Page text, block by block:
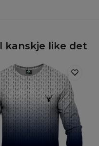
kanskje like det